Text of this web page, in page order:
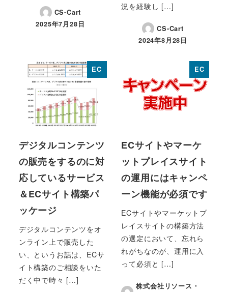
CS-Cart
投稿日
2025年7月28日
況を経験し […]
CS-Cart
投稿日
2024年8月28日
EC
デジタルコンテンツ
の販売をするのに対
応しているサービス
＆ECサイト構築パ
ッケージ
デジタルコンテンツをオ
ンライン上で販売した
い、というお話は、ECサ
イト構築のご相談をいた
だく中で時々 […]
EC
ECサイトやマーケ
ットプレイスサイト
の運用にはキャンペ
ーン機能が必須です
ECサイトやマーケットプ
レイスサイトの構築方法
の選定において、忘れら
れがちなのが、運用に入
って必須と […]
株式会社リソース・